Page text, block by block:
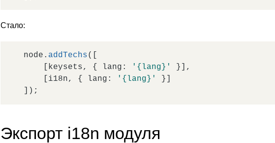
Стало:
node. addTechs([
    [keysets, {
lang : '{lang}'
}],
    [i18n, {
lang : '{lang}'
}]
Экспорт i18n модуля